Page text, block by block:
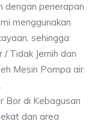
dengan penerapan
menggunakan
sehingga
Tidak Jernih dan
Mesin Pompa air
Bor di Kebagusan
dan area